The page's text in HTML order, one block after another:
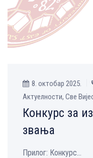
8. октобар 2025.
Aктуелности, Све
Конкурс за
звања
Прилог: Конкурс...